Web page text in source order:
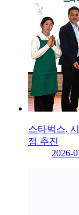
스타벅스,
점 추진
2026-